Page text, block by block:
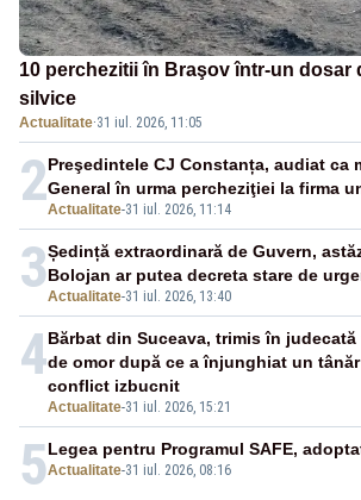
10 perchezitii în Braşov într-un dosar
silvice
Actualitate·31 iul. 2026, 11:05
2Actualitate-31 iul. 2026, 11:14
Preşedintele CJ Constanța, audiat ca
General în urma percheziţiei la firma
3Actualitate-31 iul. 2026, 13:40
Ședință extraordinară de Guvern,
Bolojan ar putea decreta stare de
4
Actualitate-31 iul. 2026, 15:21
Bărbat din Suceava, trimis în
de omor după ce a înjunghiat un
conflict izbucnit
5Actualitate-31 iul. 2026, 08:16
Legea pentru Programul SAFE,